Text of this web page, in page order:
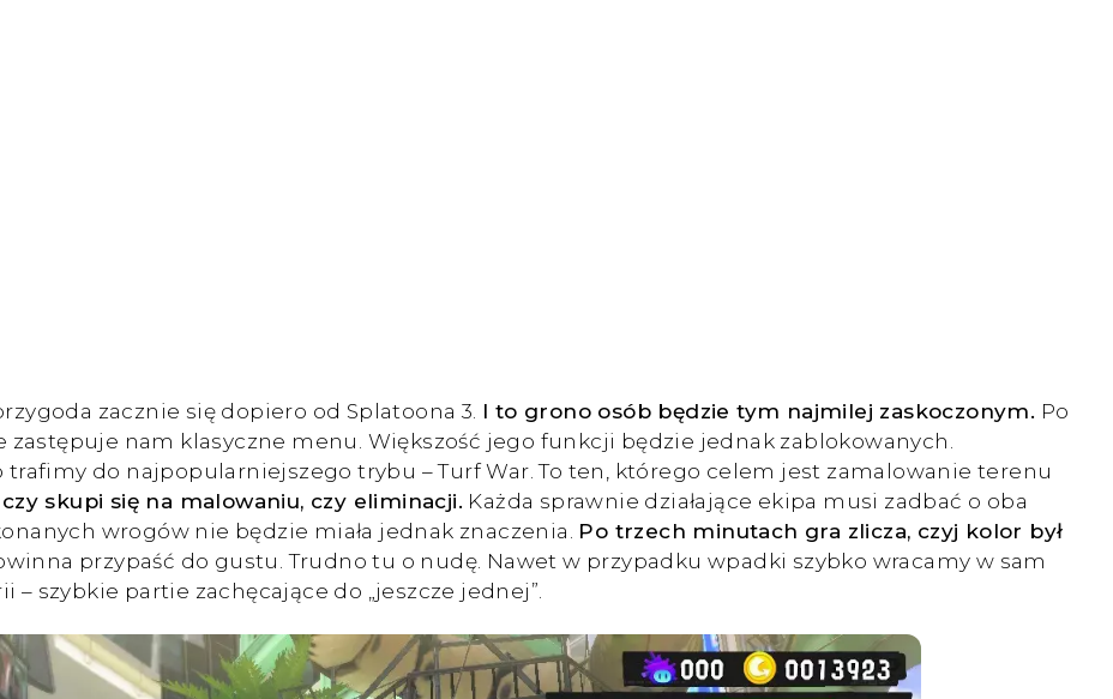
zacznie się dopiero od Splatoona 3. I to grono osób będzie tym najmilej zaskoczonym. Po
nam klasyczne menu. Większość jego funkcji będzie jednak zablokowanych.
do najpopularniejszego trybu – Turf War. To ten, którego celem jest zamalowanie terenu
skupi się na malowaniu, czy eliminacji. Każda sprawnie działające ekipa musi zadbać o oba
wrogów nie będzie miała jednak znaczenia. Po trzech minutach gra zlicza, czyj kolor był
przypaść do gustu. Trudno tu o nudę. Nawet w przypadku wpadki szybko wracamy w sam
– szybkie partie zachęcające do „jeszcze jednej”.